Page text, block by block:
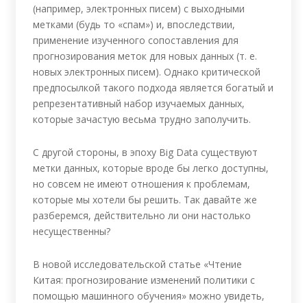
(например, электронных писем) с выходными
метками (будь то «спам») и, впоследствии,
применение изученного сопоставления для
прогнозирования меток для новых данных (т. е.
новых электронных писем). Однако критической
предпосылкой такого подхода является богатый и
репрезентативный набор изучаемых данных,
которые зачастую весьма трудно заполучить.
С другой стороны, в эпоху Big Data существуют
метки данных, которые вроде бы легко доступны,
но совсем не имеют отношения к проблемам,
которые мы хотели бы решить. Так давайте же
разберемся, действительно ли они настолько
несущественны?
В новой исследовательской статье «Чтение
Китая: прогнозирование изменений политики с
помощью машинного обучения» можно увидеть,